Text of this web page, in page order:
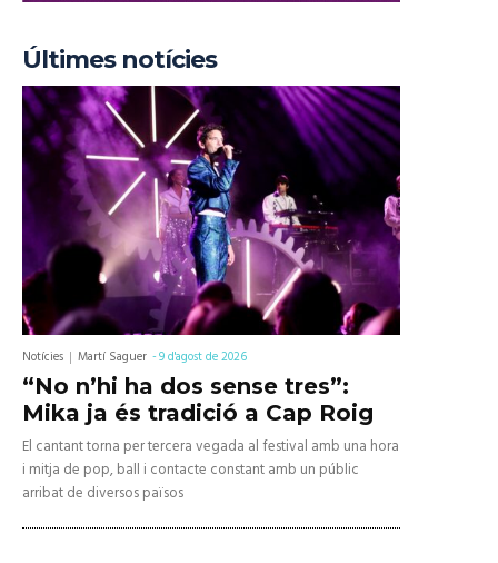
Últimes notícies
Notícies Martí Saguer -9 d'agost de 2026
“No n’hi ha dos sense tres”:
Mika ja és tradició a Cap Roig
El cantant torna per tercera vegada al festival amb una hora
i mitja de pop, ball i contacte constant amb un públic
arribat de diversos països